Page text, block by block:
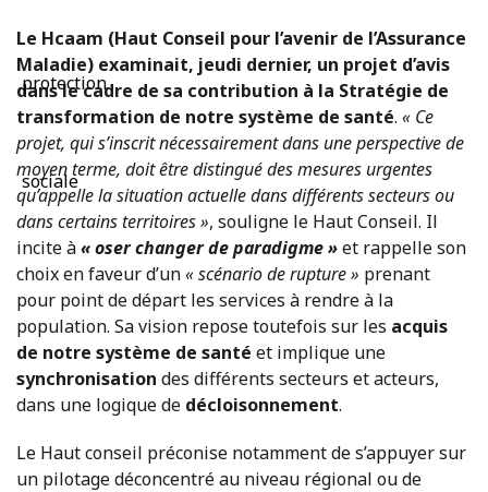
Le Hcaam (Haut Conseil pour l’avenir de l’Assurance
Maladie) examinait, jeudi dernier, un projet d’avis
dans le cadre de sa contribution à la Stratégie de
transformation de notre système de santé. « Ce
projet, qui s’inscrit nécessairement dans une perspective de
moyen terme, doit être distingué des mesures urgentes
qu’appelle la situation actuelle dans différents secteurs ou
dans certains territoires », souligne le Haut Conseil. Il
incite à« oser changer de paradigme »et rappelle son
choix en faveur d’un« scénario de rupture » prenant
pour point de départ les services à rendre à la
population. Sa vision repose toutefois sur les acquis
de notre système de santé et implique une
synchronisation des différents secteurs et acteurs,
dans une logique de décloisonnement.
Le Haut conseil préconise notamment de s’appuyer sur
un pilotage déconcentré au niveau régional ou de